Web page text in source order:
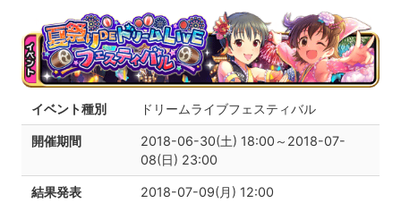
イベント種別 ドリームライブフェスティバル
開催期間
2018-06-30(土) 18:00～2018-07-
08(日) 23:00
結果発表 2018-07-09(月) 12:00